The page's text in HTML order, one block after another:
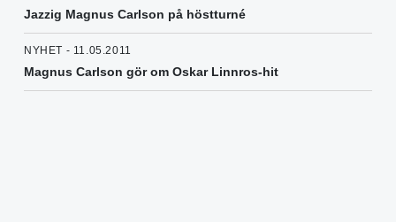
Jazzig Magnus Carlson på höstturné
NYHET - 11.05.2011
Magnus Carlson gör om Oskar Linnros-hit